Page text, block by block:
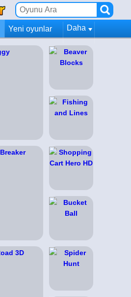
Yeni oyunlar Daha